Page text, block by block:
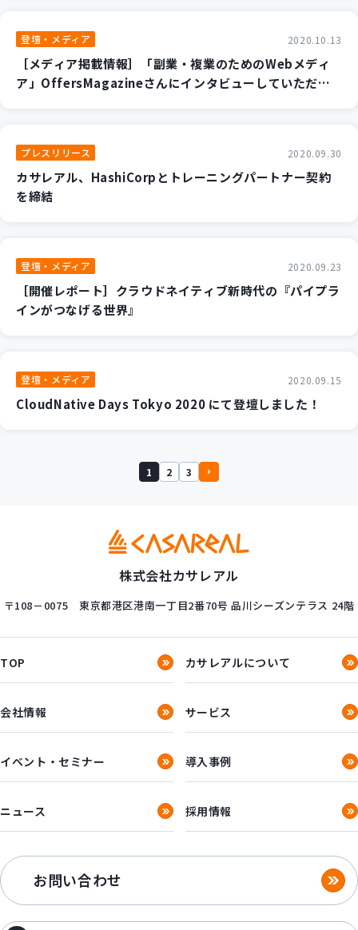
登壇・メディア 2020.10.13
［メディア掲載情報］「副業・複業のためのWebメディ
ア」OffersMagazineさんにインタビューしていただき
プレスリリース 2020.09.30
カサレアル、HashiCorpとトレーニングパートナー契約
を締結
登壇・メディア 2020.09.23
［開催レポート］クラウドネイティブ新時代の『パイプラ
インがつなげる世界』
登壇・メディア 2020.09.15
CloudNative Days Tokyo 2020 にて登壇しました！
1 2 3
株式会社カサレアル
〒108－0075 東京都港区港南一丁目2番70号 品川シーズンテラス 24階
TOP カサレアルについて
会社情報 サービス
イベント・セミナー 導入事例
ニュース 採用情報
お問い合わせ